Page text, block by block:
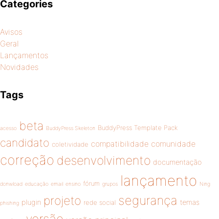
pagination
Categories
Avisos
Geral
Lançamentos
Novidades
Tags
acesso beta BuddyPress Skeleton BuddyPress Template Pack
candidato coletividade compatibilidade comunidade
correção desenvolvimento documentação
donwload educação email ensino fórum grupos lançamento Ning
phishing plugin projeto rede social segurança temas